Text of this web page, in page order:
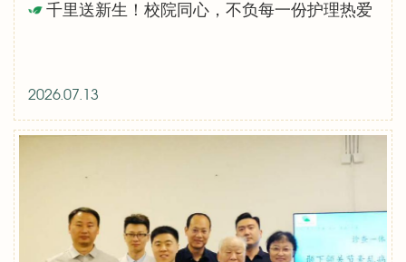
千里送新生！校院同心，不负每一份护理热爱
2026.07.13